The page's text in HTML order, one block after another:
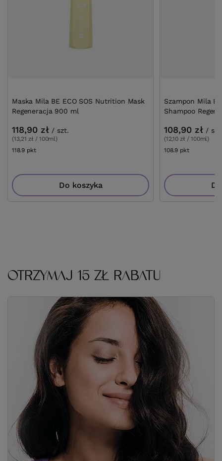
Maska Mila BE ECO SOS Nutrition Mask
Regeneracja 900 ml
118,90 zł / szt.
(13,21 zł / 100ml)
118.9 pktpunktów
Do koszyka
Szampon Mila
Shampoo
108,90 zł /
(12,10 zł / 100ml)
108.9 pktpunktów
OTRZYMAJ 15 ZŁ RABATU